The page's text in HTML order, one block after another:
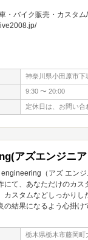
・バイク販売・カスタ
神奈川県小田原市下
9:30 〜 20:00
定休日は、お問い合
アズエンジニ
engineering（アズ エンジ
にて、あなただけのカス
カスタムなどしっかりし
の結果になるよう心掛け
栃木県栃木市藤岡町